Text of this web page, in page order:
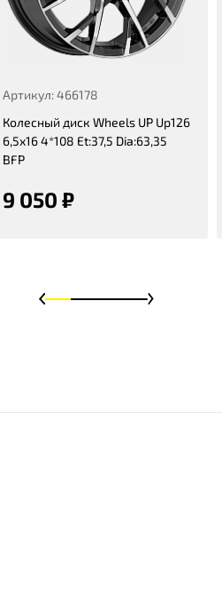
Артикул: 466178
Колесный диск Wheels UP Up126
6,5x16 4*108 Et:37,5 Dia:63,35
BFP
9 050 ₽